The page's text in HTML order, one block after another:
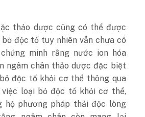
thảo dược cũng có thể được
độc tố tuy nhiên vẫn chưa có
minh rằng nước ion hóa
ngâm chân thảo dược đặc biệt
độc tố khỏi cơ thể thông qua
việc loại bỏ độc tố khỏi cơ thể,
hộ phương pháp thải độc lòng